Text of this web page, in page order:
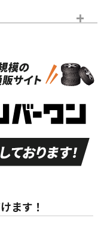
新車外し品（新古
付き
走行距離も少なく、
非常に状態の良い中
古品
んどない中古品
ます！